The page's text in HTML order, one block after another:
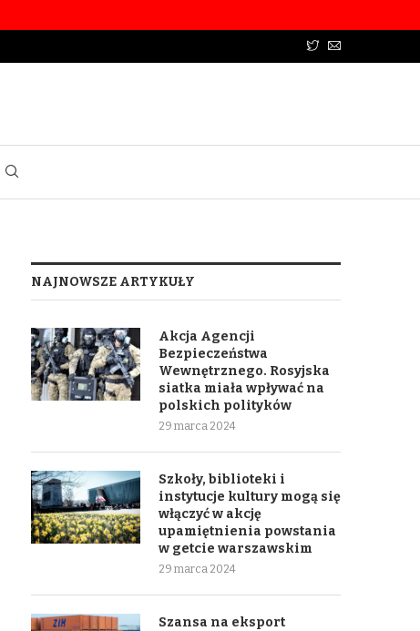
NAJNOWSZE ARTYKUŁY
Akcja Agencji
Bezpieczeństwa
Wewnętrznego. Rosyjska
siatka miała wpływać na
polskich polityków
29 marca 2024
Szkoły, biblioteki i
instytucje kultury mogą się
włączyć w akcję
upamiętnienia powstania
w getcie warszawskim
29 marca 2024
Szansa na eksport